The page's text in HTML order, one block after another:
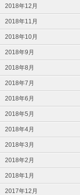
2018年12月
2018年11月
2018年10月
2018年9月
2018年8月
2018年7月
2018年6月
2018年5月
2018年4月
2018年3月
2018年2月
2018年1月
2017年12月